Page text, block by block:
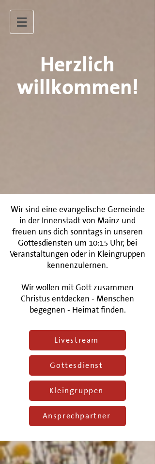
Herzlich
willkommen!
Wir sind eine evangelische Gemeinde
in der Innenstadt von Mainz und
freuen uns dich sonntags in unseren
Gottesdiensten um 10:15 Uhr, bei
Veranstaltungen oder in Kleingruppen
kennenzulernen.
Wir wollen mit Gott zusammen
Christus entdecken - Menschen
begegnen - Heimat finden.
Livestream
Gottesdienst
Kleingruppen
Ansprechpartner